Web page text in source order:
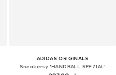
ADIDAS ORIGINALS
Sneakersy 'HANDBALL SPEZIAL'